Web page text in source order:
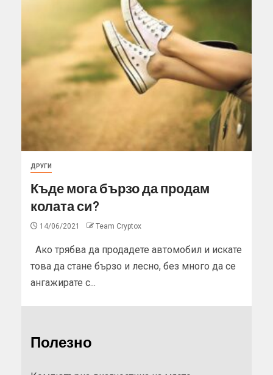
ДРУГИ
Къде мога бързо да продам
колата си?
14/06/2021 Team Cryptox
Ако трябва да продадете автомобил и искате
това да стане бързо и лесно, без много да се
ангажирате с...
Полезно